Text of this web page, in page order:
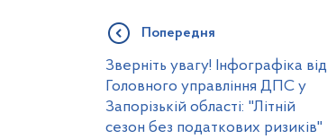
Попередня
Зверніть увагу! Інфографіка від
Головного управління ДПС у
Запорізькій області: "Літній
сезон без податкових ризиків"